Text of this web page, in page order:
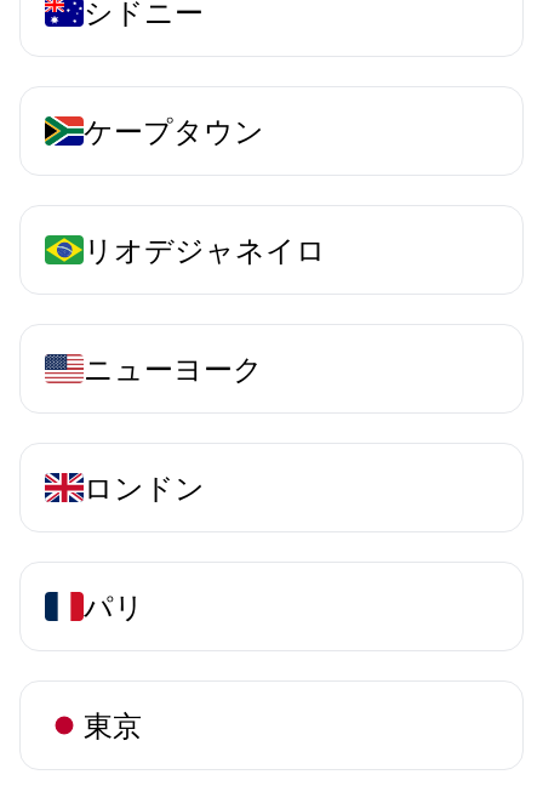
シドニー
ケープタウン
リオデジャネイロ
ニューヨーク
ロンドン
パリ
東京